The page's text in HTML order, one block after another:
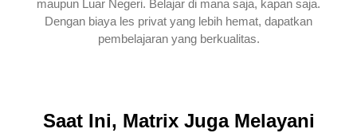
maupun Luar Negeri. Belajar di mana saja, kapan saja.
Dengan biaya les privat yang lebih hemat, dapatkan
pembelajaran yang berkualitas.
Saat Ini, Matrix Juga Melayani